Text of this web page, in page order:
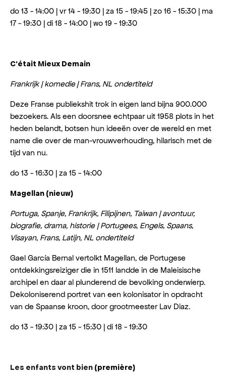
do 13 - 14:00 | vr 14 - 19:30 | za 15 - 19:45 | zo 16 - 15:30 | ma
17 - 19:30 | di 18 - 14:00 | wo 19 - 19:30
C’était Mieux Demain
Frankrijk | komedie | Frans, NL ondertiteld
Deze Franse publiekshit trok in eigen land bijna 900.000
bezoekers. Als een doorsnee echtpaar uit 1958 plots in het
heden belandt, botsen hun ideeën over de wereld en met
name die over de man-vrouwverhouding, hilarisch met de
tijd van nu.
do 13 - 16:30 | za 15 - 14:00
Magellan (nieuw)
Portuga, Spanje, Frankrijk, Filipijnen, Taiwan | avontuur,
biografie, drama, historie | Portugees, Engels, Spaans,
Visayan, Frans, Latijn, NL ondertiteld
Gael García Bernal vertolkt Magellan, de Portugese
ontdekkingsreiziger die in 1511 landde in de Maleisische
archipel en daar al plunderend de bevolking onderwierp.
Dekoloniserend portret van een kolonisator in opdracht
van de Spaanse kroon, door grootmeester Lav Diaz.
do 13 - 19:30 | za 15 - 15:30 | di 18 - 19:30
Les enfants vont bien (première)